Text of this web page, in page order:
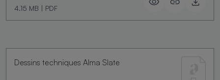
4.15 MB | PDF
Dessins techniques Alma Slate